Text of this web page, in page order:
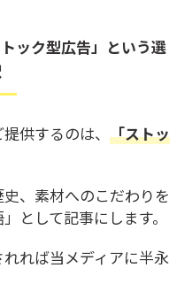
ック型広告」という選
供するのは、 「ストッ
、素材へのこだわりを
として記事にします。
れば当メディアに半永